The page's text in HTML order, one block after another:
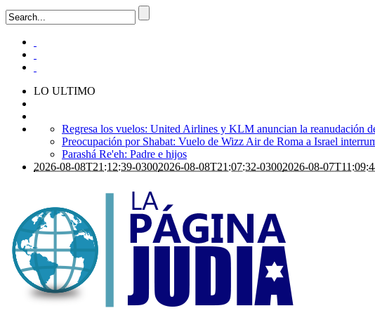
LO ULTIMO
Regresa los vuelos: United Airlines y KLM anuncian la reanudación
Preocupación por Shabat: Vuelo de Wizz Air de Roma a Israel
Parashá Re'eh: Padre e hijos
2026-08-08T21:12:39-03002026-08-08T21:07:32-03002026-08-